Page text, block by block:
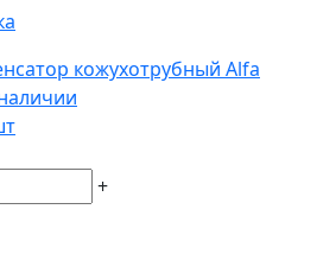
кожухотрубный Alfa
+